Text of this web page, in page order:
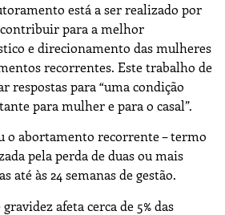
está a ser realizado por
para a melhor
e direcionamento das mulheres
recorrentes. Este trabalho de
respostas para “uma condição
para mulher e para o casal”.
o abortamento recorrente – termo
pela perda de duas ou mais
até às 24 semanas de gestão.
afeta cerca de 5% das